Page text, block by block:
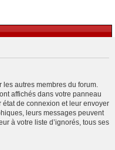
autres membres du forum.
affichés dans votre panneau
état de connexion et leur envoyer
leurs messages peuvent
à votre liste d’ignorés, tous ses